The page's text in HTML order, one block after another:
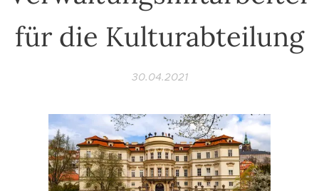
für die Kulturabteilung
30.04.2021